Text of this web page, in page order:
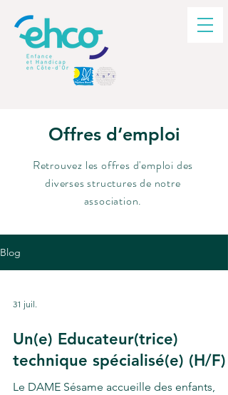
Offres d‘emploi
Retrouvez les offres d'emploi des
diverses structures de notre
association.
Blog
31 juil.
Un(e) Educateur(trice)
technique spécialisé(e) (H/F)
Le DAME Sésame accueille des enfants,